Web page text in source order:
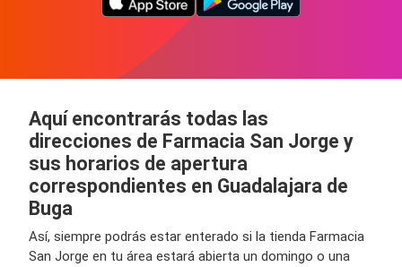
Aquí encontrarás todas las
direcciones de Farmacia San Jorge y
sus horarios de apertura
correspondientes en Guadalajara de
Buga
Así, siempre podrás estar enterado si la tienda Farmacia
San Jorge en tu área estará abierta un domingo o una